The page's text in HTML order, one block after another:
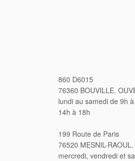
860 D6015
76360 BOUVILLE.
lundi au samedi de 9h
14h à 18h
199 Route de Paris
76520 MESNIL-
mercredi, vendredi et